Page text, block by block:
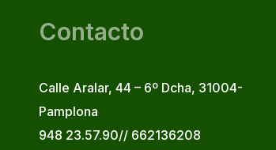
Contacto
Calle Aralar, 44 – 6º Dcha, 31004-
Pamplona
948 23.57.90// 662136208